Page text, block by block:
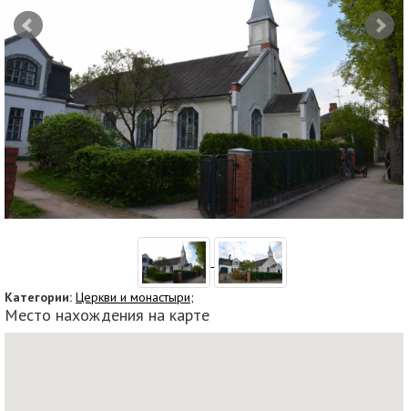
Категории: Церкви и монастыри;
Место нахождения на карте